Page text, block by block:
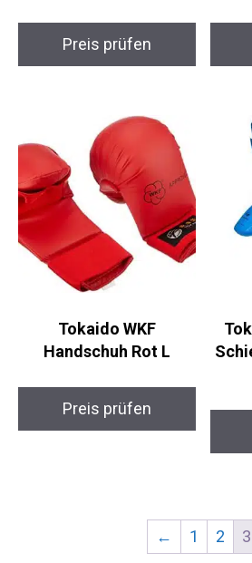
Preis prüfen
Tokaido WKF
Handschuh Rot L
Preis prüfen
1 2 3